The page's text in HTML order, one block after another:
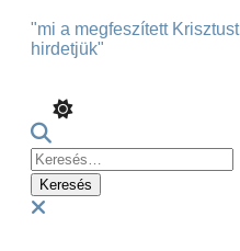
"mi a megfeszített Krisztust
hirdetjük"
Keresés: